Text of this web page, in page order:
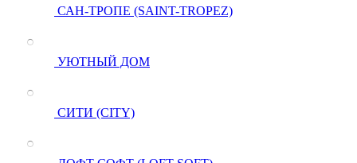
САН-ТРОПЕ (SAINT-TROPEZ)
УЮТНЫЙ ДОМ
СИТИ (CITY)